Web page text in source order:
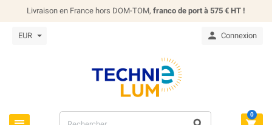
Livraison en France hors DOM-TOM, franco de port à 575 € HT !
EUR  Connexion
0